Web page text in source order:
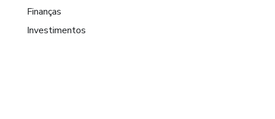
Finanças
Investimentos